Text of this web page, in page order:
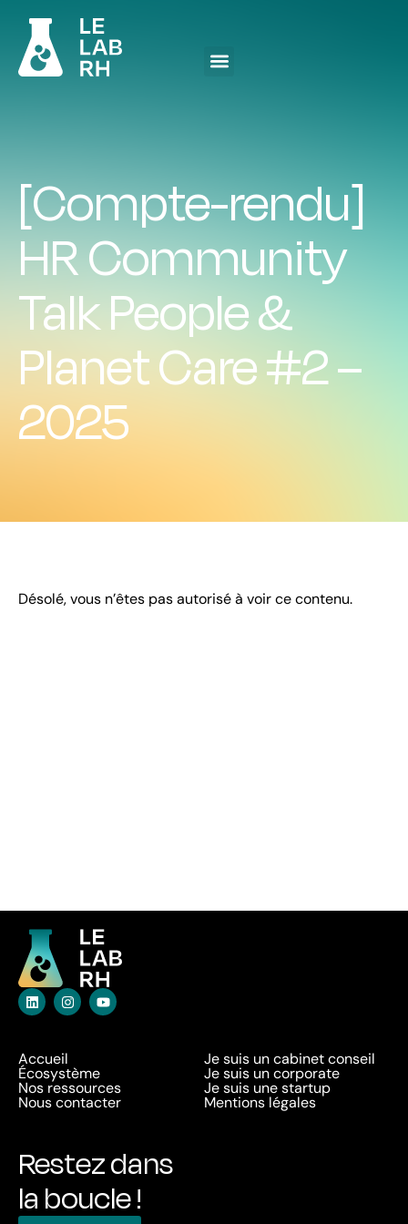
[Compte-rendu]
HR Community
Talk People &
Planet Care #2 –
2025
Désolé, vous n’êtes pas autorisé à voir ce contenu.
Accueil
Écosystème
Nos ressources
Nous contacter
Je suis un cabinet conseil
Je suis un corporate
Je suis une startup
Mentions légales
Restez dans
la boucle !